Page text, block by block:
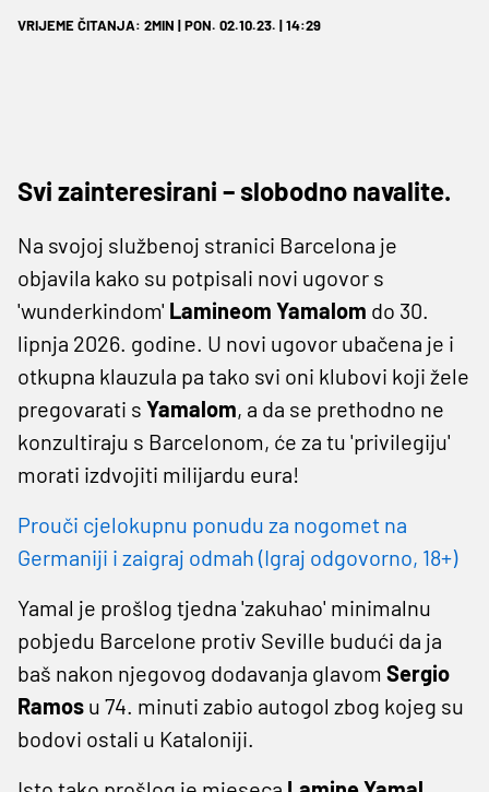
VRIJEME ČITANJA: 2MIN | PON. 02.10.23. | 14:29
Svi zainteresirani – slobodno navalite.
Na svojoj službenoj stranici Barcelona je
objavila kako su potpisali novi ugovor s
'wunderkindom' Lamineom Yamalom do 30.
lipnja 2026. godine. U novi ugovor ubačena je i
otkupna klauzula pa tako svi oni klubovi koji žele
pregovarati s Yamalom, a da se prethodno ne
konzultiraju s Barcelonom, će za tu 'privilegiju'
morati izdvojiti milijardu eura!
Prouči cjelokupnu ponudu za nogomet na
Germaniji i zaigraj odmah (Igraj odgovorno, 18+)
Yamal je prošlog tjedna 'zakuhao' minimalnu
pobjedu Barcelone protiv Seville budući da ja
baš nakon njegovog dodavanja glavom Sergio
Ramos u 74. minuti zabio autogol zbog kojeg su
bodovi ostali u Kataloniji.